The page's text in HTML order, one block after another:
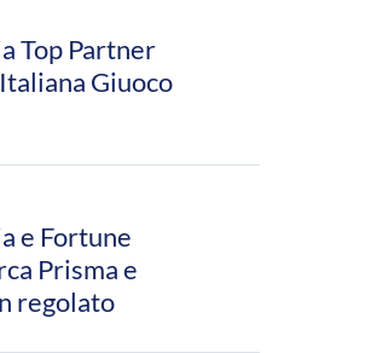
Top Partner
Giuoco
e Fortune
Prisma e
regolato